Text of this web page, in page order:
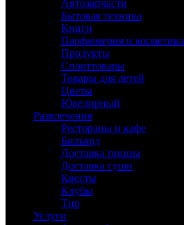
Автозапчасти
Бытовая техника
Книги
Парфюмерия и косметика
Продукты
Спорттовары
Товары для детей
Цветы
Ювелирный
Развлечения
Рестораны и кафе
Бильярд
Доставка пиццы
Доставка суши
Квесты
Клубы
Тир
Услуги